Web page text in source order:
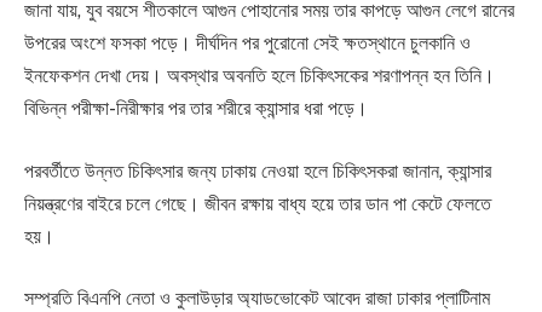
জানা যায়, যুব বয়সে শীতকালে আগুন পোহানোর সময় তার কাপড়ে আগুন লেগে রানের
উপরের অংশে ফসকা পড়ে। দীর্ঘদিন পর পুরোনো সেই ক্ষতস্থানে চুলকানি ও
ইনফেকশন দেখা দেয়। অবস্থার অবনতি হলে চিকিৎসকের শরণাপন্ন হন তিনি।
বিভিন্ন পরীক্ষা-নিরীক্ষার পর তার শরীরে ক্যান্সার ধরা পড়ে।
পরবর্তীতে উন্নত চিকিৎসার জন্য ঢাকায় নেওয়া হলে চিকিৎসকরা জানান, ক্যান্সার
নিয়ন্ত্রণের বাইরে চলে গেছে। জীবন রক্ষায় বাধ্য হয়ে তার ডান পা কেটে ফেলতে
হয়।
সম্প্রতি বিএনপি নেতা ও কুলাউড়ার অ্যাডভোকেট আবেদ রাজা ঢাকার প্লাটিনাম